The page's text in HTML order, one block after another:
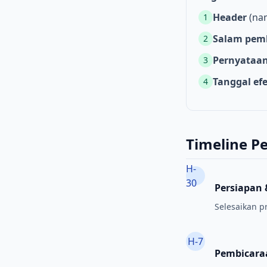
1 Header
2 Salam
3
4 Tanggal
Timeline
H-
30
Persiapan
Selesaikan
H-7